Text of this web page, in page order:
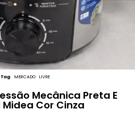
Tag MERCADO LIVRE
Mecânica Preta E
Midea Cor Cinza